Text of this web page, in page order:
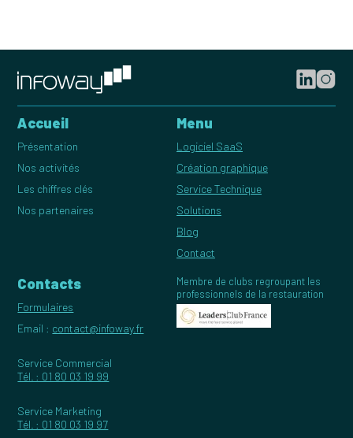
Accueil
Présentation
Nos activités
Les chiffres clés
Nos partenaires
Menu
Logiciel SaaS
Création graphique
Service Technique
Solutions
Blog
Contact
Contacts
Formulaires
Email : contact@infoway.fr
Service Commercial
Tél. : 01 80 03 19 99
Service Marketing
Tél. : 01 80 03 19 97
Membre de clubs regroupant les
professionnels de la restauration